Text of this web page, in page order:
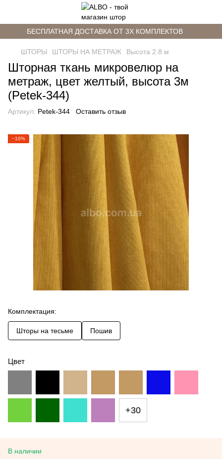
БЕСПЛАТНАЯ ДОСТАВКА ОТ 3Х КОМПЛЕКТОВ
ШТОРЫ ШТОРЫ НА МЕТРАЖ Высота 2.8 м
Шторная ткань микровелюр на
метраж, цвет желтый, высота 3м
(Petek-344)
Артикул: Petek-344 Оставить отзыв
−10%
Комплектация:
Шторы на тесьме Пошив
Цвет
+30
В наличии